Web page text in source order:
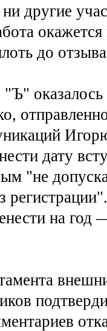
другие
до
оказалось
дату
"не
на год